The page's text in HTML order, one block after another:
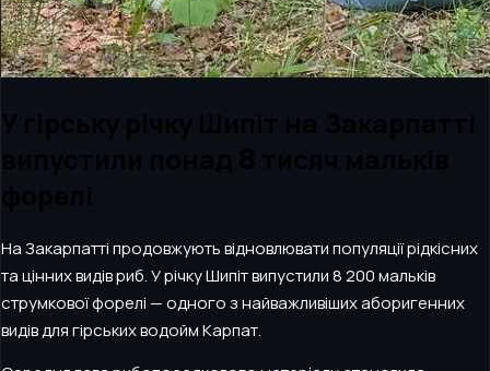
На Закарпатті продовжують відновлювати популяції рідкісних
та цінних видів риб. У річку Шипіт випустили 8 200 мальків
струмкової форелі — одного з найважливіших аборигенних
видів для гірських водойм Карпат.